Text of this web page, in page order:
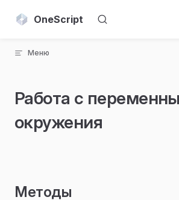
Skip to content
OneScript
Меню
Работа с
окружения
Методы